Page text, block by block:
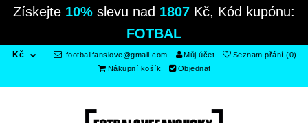
Získejte 10% slevu nad 1807 Kč, Kód kupónu:
FOTBAL
Kč footballfanslove@gmail.com Můj účet
Seznam přání (0)
Nákupní košík
Objednat